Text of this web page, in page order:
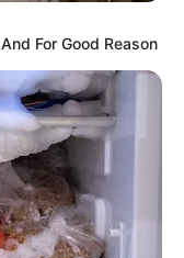
For Good Reason